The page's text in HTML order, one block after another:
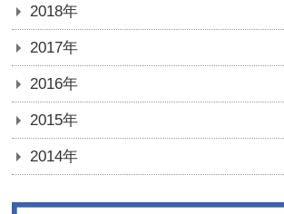
2018年
2017年
2016年
2015年
2014年